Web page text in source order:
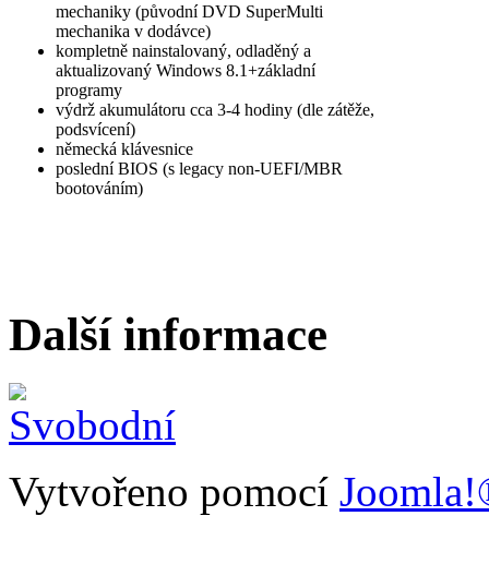
mechaniky (původní DVD SuperMulti
mechanika v dodávce)
kompletně nainstalovaný, odladěný a
aktualizovaný Windows 8.1+základní
programy
výdrž akumulátoru cca 3-4 hodiny (dle zátěže,
podsvícení)
německá klávesnice
poslední BIOS (s legacy non-UEFI/MBR
bootováním)
Další informace
Vytvořeno pomocí